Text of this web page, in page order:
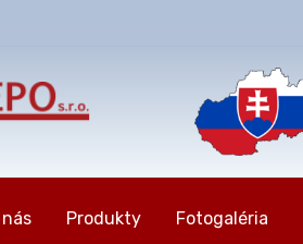
nás Produkty Fotogaléria